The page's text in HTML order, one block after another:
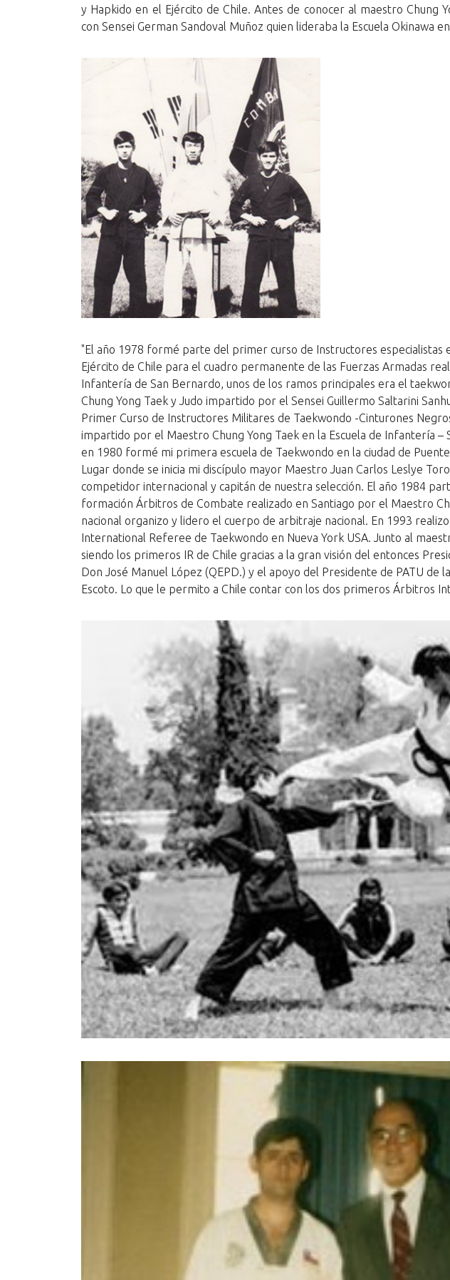
y Hapkido en el Ejército de Chile. Antes de conocer al maestro Chung
con Sensei German Sandoval Muñoz quien lideraba la Escuela Okinawa
"El año 1978 formé parte del primer curso de Instructores especialistas
Ejército de Chile para el cuadro permanente de las Fuerzas Armadas
Infantería de San Bernardo, unos de los ramos principales era el
Chung Yong Taek y Judo impartido por el Sensei Guillermo Saltarini
Primer Curso de Instructores Militares de Taekwondo -Cinturones
impartido por el Maestro Chung Yong Taek en la Escuela de Infantería
en 1980 formé mi primera escuela de Taekwondo en la ciudad de
Lugar donde se inicia mi discípulo mayor Maestro Juan Carlos Leslye
competidor internacional y capitán de nuestra selección. El año 1984
formación Árbitros de Combate realizado en Santiago por el Maestro
nacional organizo y lidero el cuerpo de arbitraje nacional. En 1993
International Referee de Taekwondo en Nueva York USA. Junto al
siendo los primeros IR de Chile gracias a la gran visión del entonces
Don José Manuel López (QEPD.) y el apoyo del Presidente de PATU de
Escoto. Lo que le permito a Chile contar con los dos primeros Árbitros